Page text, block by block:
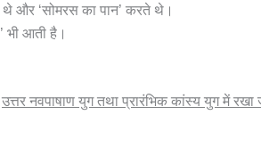
थे और ‘सोमरस का पान’ करते थे।
भी आती है।
उत्तर नवपाषाण युग तथा प्रारंभिक कांस्य युग में रखा